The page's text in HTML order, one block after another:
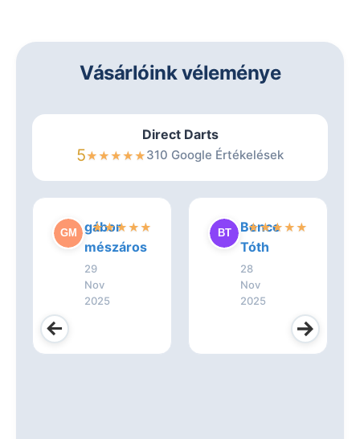
Vásárlóink véleménye
Direct Darts
5★★★★★310 Google Értékelések
gábor
mészáros
29
Nov
2025
★★★★★
Bence
Tóth
28
Nov
2025
★★★★★